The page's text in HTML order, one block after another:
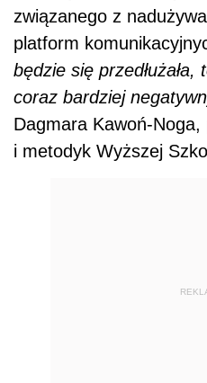
związanego z
platform
będzie się przedłużała,
coraz bardziej
Dagmara Kawoń-Noga,
i metodyk Wyższej